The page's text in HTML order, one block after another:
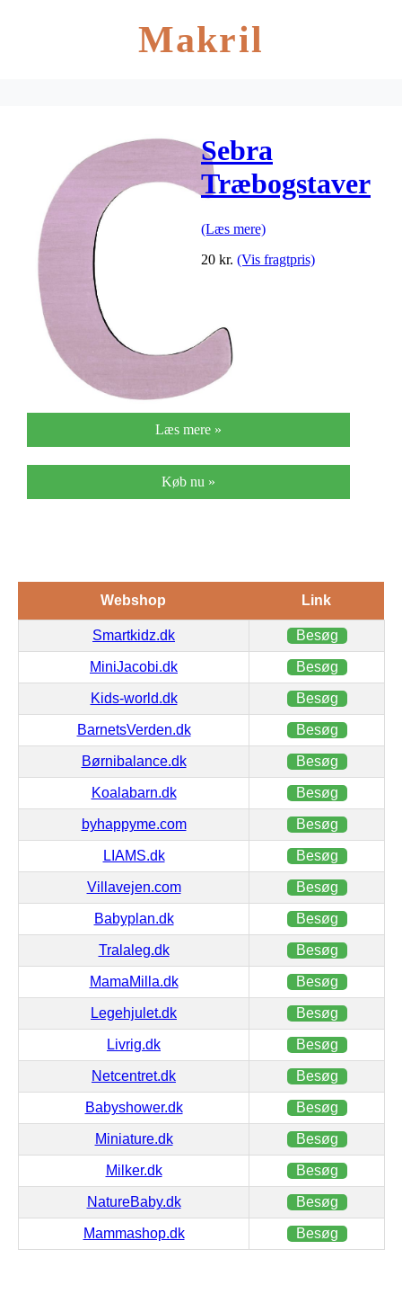
Makril
Sebra
Træbogstaver
– C – Pastel
Pige
(Læs mere)
20 kr. (Vis fragtpris)
Læs mere »
Køb nu »
Webshop Link
Smartkidz.dk Besøg
MiniJacobi.dk Besøg
Kids-world.dk Besøg
BarnetsVerden.dk Besøg
Børnibalance.dk Besøg
Koalabarn.dk Besøg
byhappyme.com Besøg
LIAMS.dk Besøg
Villavejen.com Besøg
Babyplan.dk Besøg
Tralaleg.dk Besøg
MamaMilla.dk Besøg
Legehjulet.dk Besøg
Livrig.dk Besøg
Netcentret.dk Besøg
Babyshower.dk Besøg
Miniature.dk Besøg
Milker.dk Besøg
NatureBaby.dk Besøg
Mammashop.dk Besøg